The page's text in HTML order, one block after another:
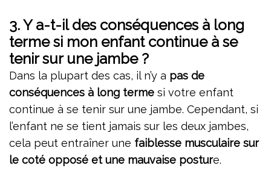
3.Y a-t-il des conséquences à long
terme si mon enfant continue à se
tenir sur une jambe ?
Dans la plupart des cas, il n’y a pas de
conséquences à long terme si votre enfant
continue à se tenir sur une jambe. Cependant, si
l’enfant ne se tient jamais sur les deux jambes,
cela peut entraîner une faiblesse musculaire sur
le coté opposé et une mauvaise posture.